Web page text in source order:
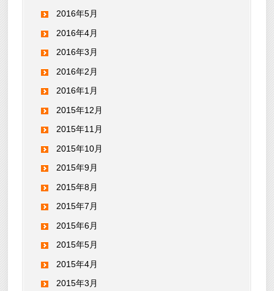
2016年5月
2016年4月
2016年3月
2016年2月
2016年1月
2015年12月
2015年11月
2015年10月
2015年9月
2015年8月
2015年7月
2015年6月
2015年5月
2015年4月
2015年3月